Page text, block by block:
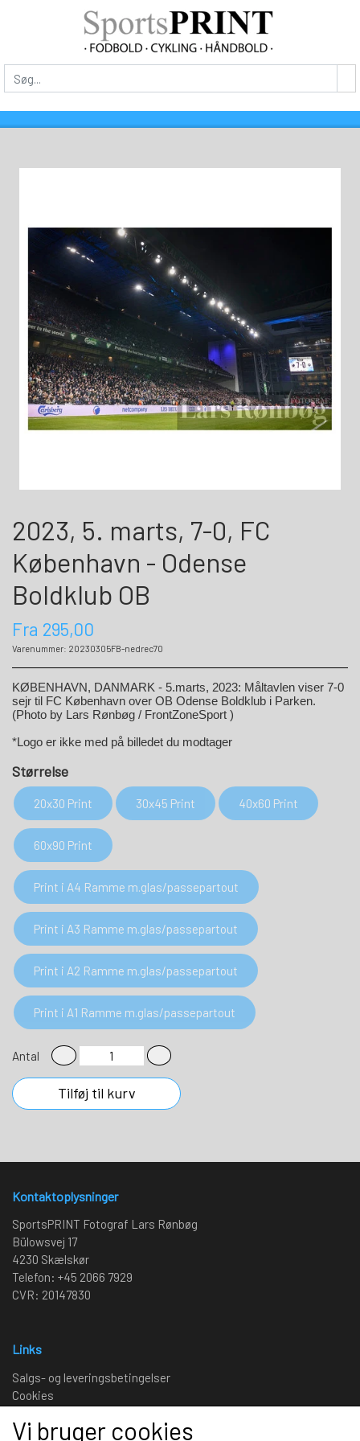
2023, 5. marts, 7-0, FC
København - Odense
Boldklub OB
Fra 295,00
Varenummer: 20230305FB-nedrec70
KØBENHAVN, DANMARK - 5.marts, 2023: Måltavlen viser 7-0
sejr til FC København over OB Odense Boldklub i Parken.
(Photo by Lars Rønbøg / FrontZoneSport )
*Logo er ikke med på billedet du modtager
Størrelse
20x30 Print 30x45 Print 40x60 Print
60x90 Print
Print i A4 Ramme m.glas/passepartout
Print i A3 Ramme m.glas/passepartout
Print i A2 Ramme m.glas/passepartout
Print i A1 Ramme m.glas/passepartout
Antal
Tilføj til kurv
Kontaktoplysninger
SportsPRINT Fotograf Lars Rønbøg
Bülowsvej 17
4230 Skælskør
Telefon: +45 2066 7929
CVR: 20147830
Links
Salgs- og leveringsbetingelser
Cookies
Kunde login
Vi bruger cookies